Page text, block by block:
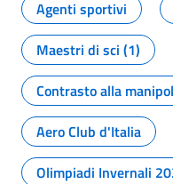
Agenti sportivi
Maestri di sci (1)
Contrasto alla
Aero Club d'Italia
Olimpiadi Invernali